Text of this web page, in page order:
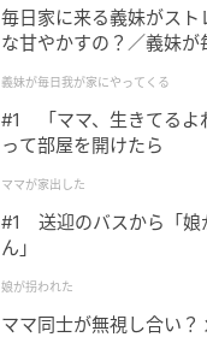
毎日家に来る義妹がス
な甘やかすの？／義妹が
が】
義妹が毎日我が家にやってくる
#1 「ママ、生きてるよ
って部屋を開けたら
ママが家出した
#1 送迎のバスから「娘
ん」
娘が拐われた
ママ同士が無視し合い